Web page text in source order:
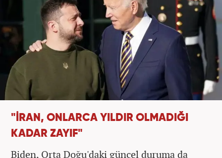
"İRAN, ONLARCA YILDIR OLMADIĞI
KADAR ZAYIF"
Biden, Orta Doğu'daki güncel duruma da